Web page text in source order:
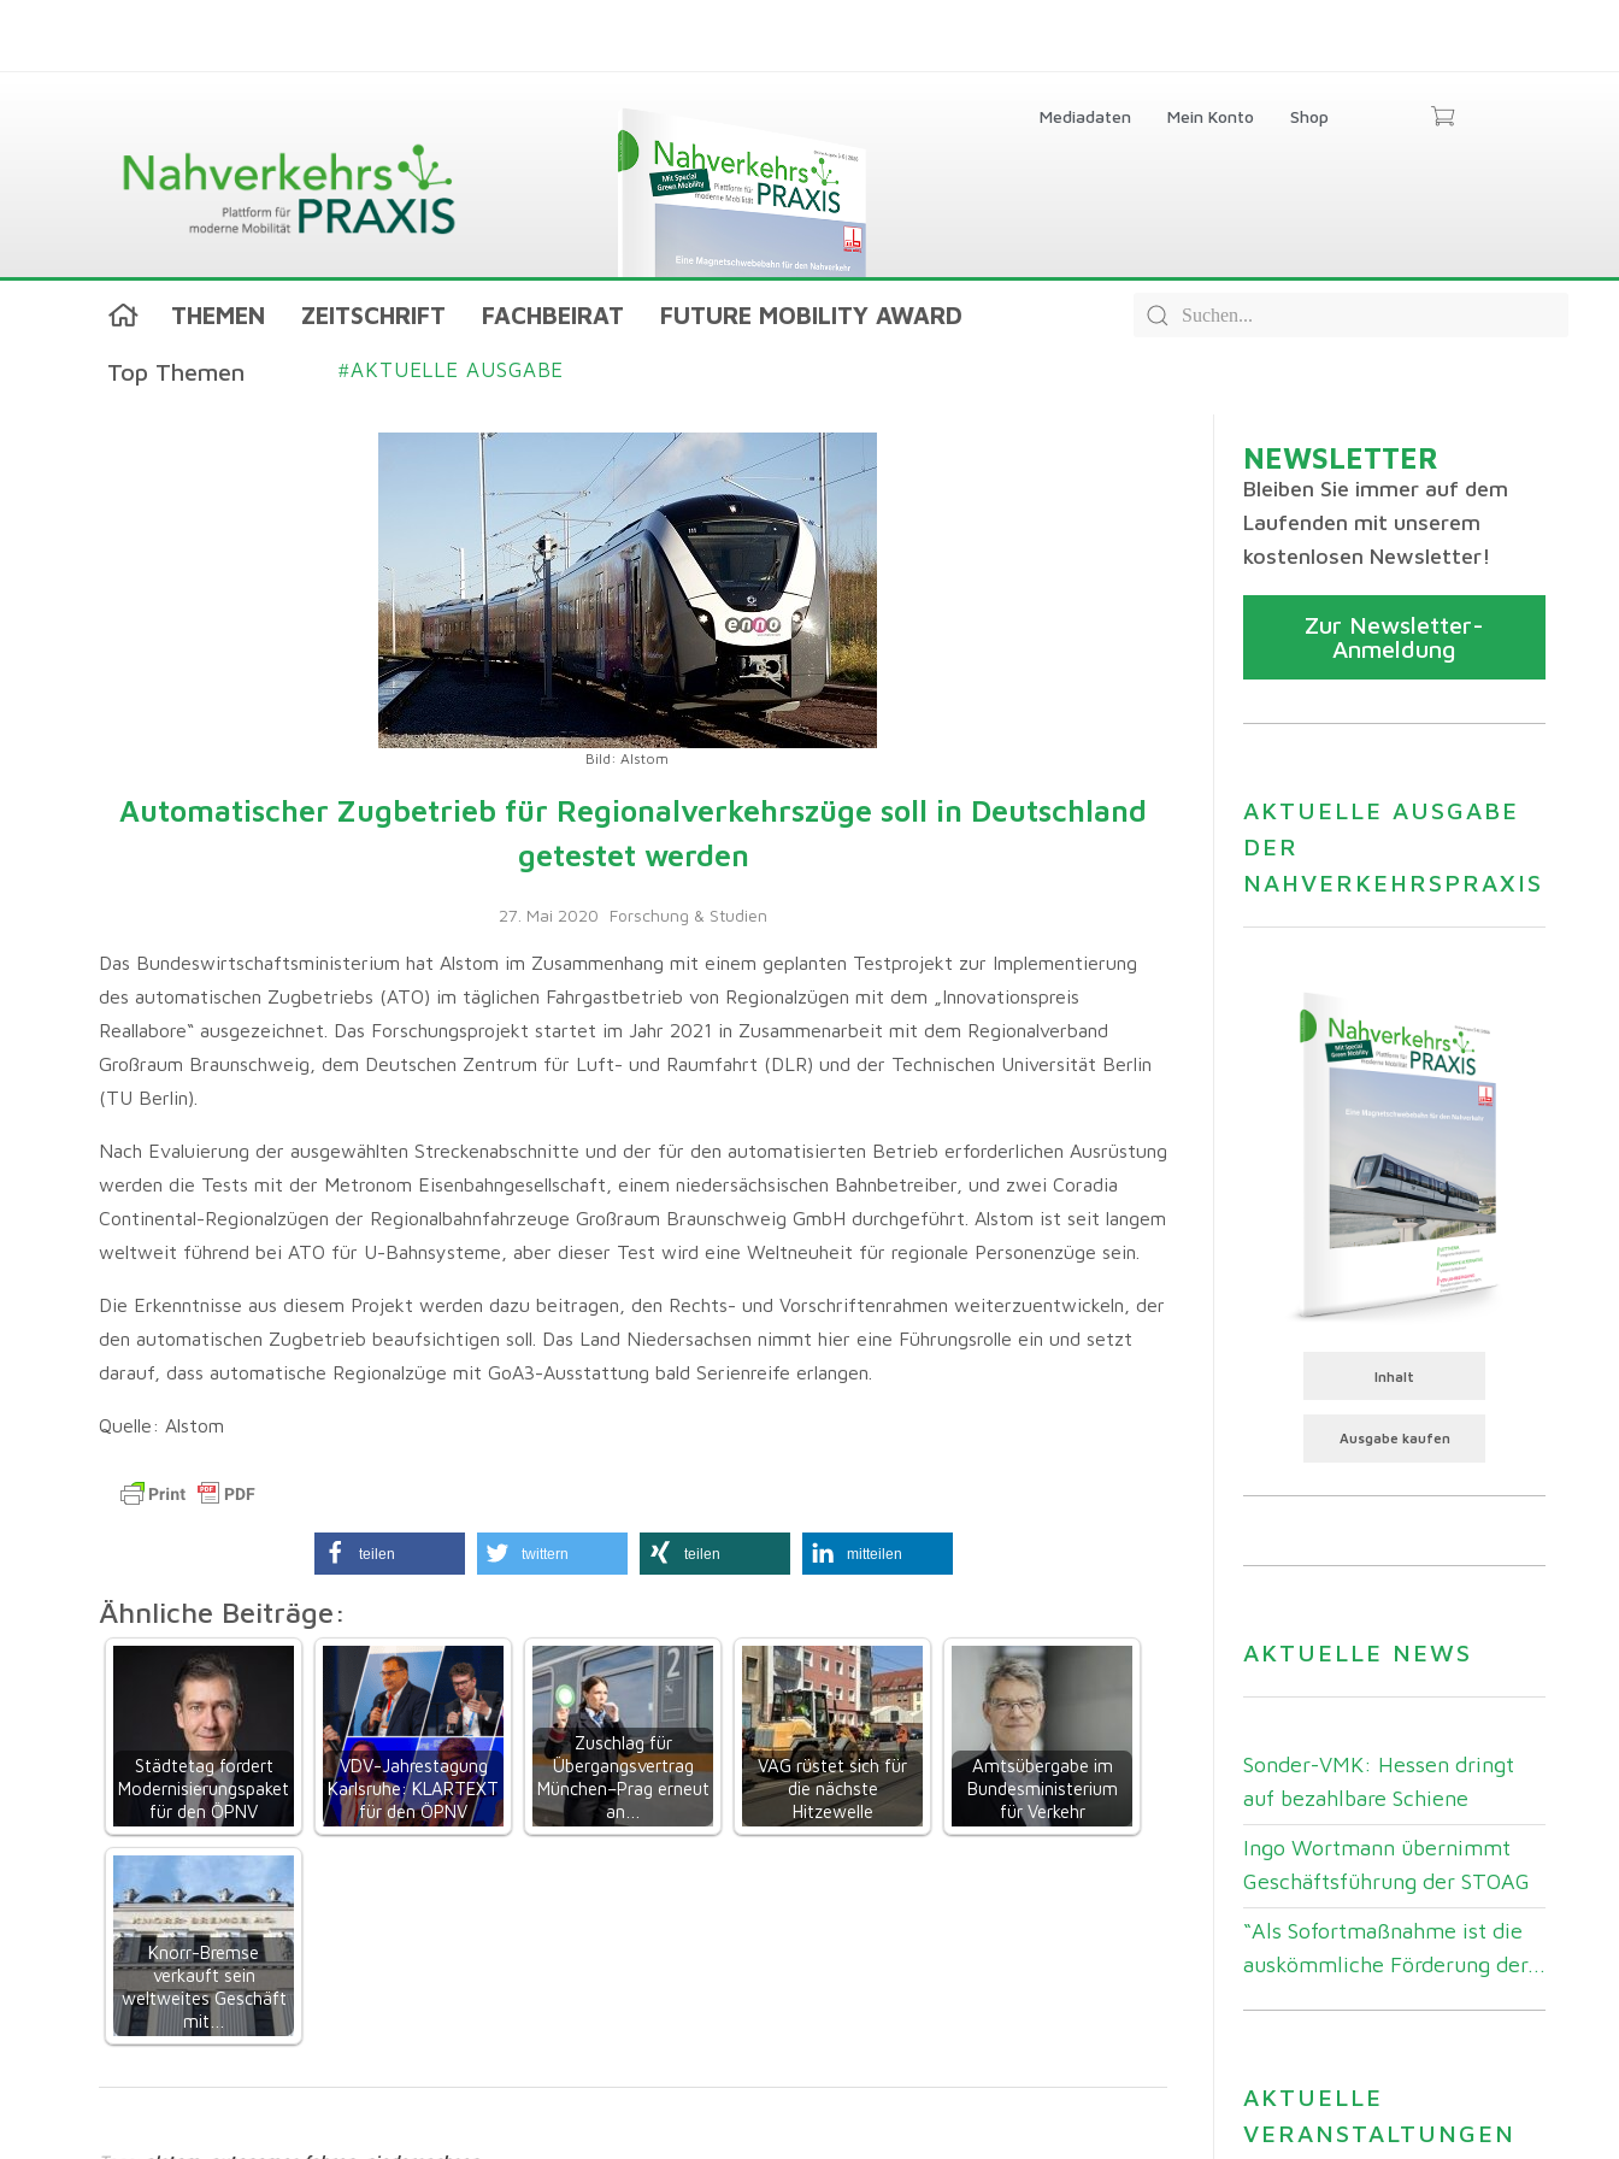
Mediadaten Mein Konto Shop
THEMEN ZEITSCHRIFT FACHBEIRAT FUTURE MOBILITY AWARD
Top Themen #AKTUELLE AUSGABE
Bild: Alstom
Automatischer Zugbetrieb für Regionalverkehrszüge soll in Deutschland
getestet werden
27. Mai 2020 Forschung & Studien
Das Bundeswirtschaftsministerium hat Alstom im Zusammenhang mit einem geplanten Testprojekt zur Implementierung
des automatischen Zugbetriebs (ATO) im täglichen Fahrgastbetrieb von Regionalzügen mit dem „Innovationspreis
Reallabore“ ausgezeichnet. Das Forschungsprojekt startet im Jahr 2021 in Zusammenarbeit mit dem Regionalverband
Großraum Braunschweig, dem Deutschen Zentrum für Luft- und Raumfahrt (DLR) und der Technischen Universität Berlin
(TU Berlin).
Nach Evaluierung der ausgewählten Streckenabschnitte und der für den automatisierten Betrieb erforderlichen Ausrüstung
werden die Tests mit der Metronom Eisenbahngesellschaft, einem niedersächsischen Bahnbetreiber, und zwei Coradia
Continental-Regionalzügen der Regionalbahnfahrzeuge Großraum Braunschweig GmbH durchgeführt. Alstom ist seit langem
weltweit führend bei ATO für U-Bahnsysteme, aber dieser Test wird eine Weltneuheit für regionale Personenzüge sein.
Die Erkenntnisse aus diesem Projekt werden dazu beitragen, den Rechts- und Vorschriftenrahmen weiterzuentwickeln, der
den automatischen Zugbetrieb beaufsichtigen soll. Das Land Niedersachsen nimmt hier eine Führungsrolle ein und setzt
darauf, dass automatische Regionalzüge mit GoA3-Ausstattung bald Serienreife erlangen.
Quelle: Alstom
teilen twittern teilen mitteilen
Ähnliche Beiträge:
Städtetag fordert
Modernisierungspaket
für den ÖPNV
VDV-Jahrestagung
Karlsruhe: KLARTEXT
für den ÖPNV
Zuschlag für
Übergangsvertrag
München–Prag erneut
an…
VAG rüstet sich für
die nächste
Hitzewelle
Amtsübergabe im
Bundesministerium
für Verkehr
Knorr-Bremse
verkauft sein
weltweites Geschäft
mit…
NEWSLETTER
Bleiben Sie immer auf dem
Laufenden mit unserem
kostenlosen Newsletter!
Zur Newsletter-
Anmeldung
AKTUELLE AUSGABE
DER
NAHVERKEHRSPRAXIS
Inhalt
Ausgabe kaufen
AKTUELLE NEWS
Sonder-VMK: Hessen dringt
auf bezahlbare Schiene
Ingo Wortmann übernimmt
Geschäftsführung der STOAG
“Als Sofortmaßnahme ist die
auskömmliche Förderung der...
AKTUELLE
VERANSTALTUNGEN